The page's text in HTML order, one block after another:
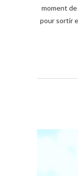
moment de
pour sortir